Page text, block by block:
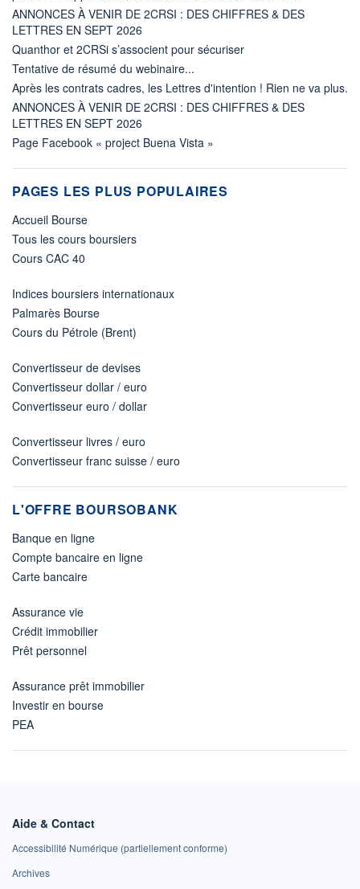
ANNONCES À VENIR DE 2CRSI : DES CHIFFRES & DES
LETTRES EN SEPT 2026
Quanthor et 2CRSi s’associent pour sécuriser
Tentative de résumé du webinaire...
Après les contrats cadres, les Lettres d'intention ! Rien ne va plus.
ANNONCES À VENIR DE 2CRSI : DES CHIFFRES & DES
LETTRES EN SEPT 2026
Page Facebook « project Buena Vista »
PAGES LES PLUS POPULAIRES
Accueil Bourse
Tous les cours boursiers
Cours CAC 40
Indices boursiers internationaux
Palmarès Bourse
Cours du Pétrole (Brent)
Convertisseur de devises
Convertisseur dollar / euro
Convertisseur euro / dollar
Convertisseur livres / euro
Convertisseur franc suisse / euro
L'OFFRE BOURSOBANK
Banque en ligne
Compte bancaire en ligne
Carte bancaire
Assurance vie
Crédit immobilier
Prêt personnel
Assurance prêt immobilier
Investir en bourse
PEA
Aide & Contact
Accessibilité Numérique (partiellement conforme)
Archives